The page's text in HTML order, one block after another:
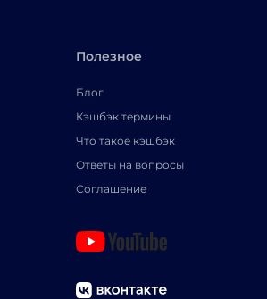
Полезное
Блог
Кэшбэк термины
Что такое кэшбэк
Ответы на вопросы
Соглашение